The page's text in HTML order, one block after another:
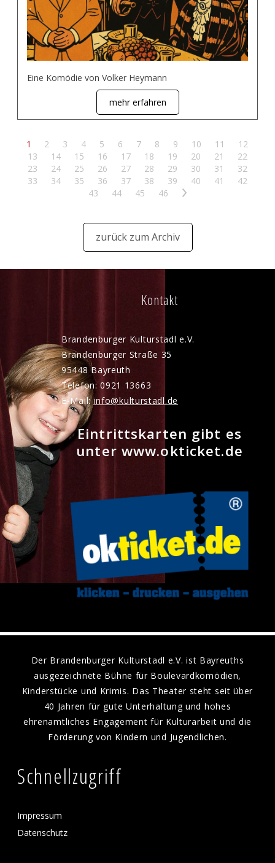
Eine Komödie von Volker Heymann
mehr erfahren
1 2 3 4 5 6 7 8 9 10 11
12
13
14 15 16 17 18 19 20 21
22
23
24 25 26 27 28 29 30 31
32
33
34 35 36 37 38 39 40 41
42
43
44 45 46 >
zurück zum Archiv
Kontakt
Brandenburger Kulturstadl e.V.
Brandenburger Straße 35
95448 Bayreuth
Telefon: 0921 13663
E-Mail:nf k lt rst dl d
Eintrittskarten gibt es
unter www.okticket.de
Der Brandenburger Kulturstadl e.V. ist Bayreuths
ausgezeichnete Bühne für Boulevardkomödien,
Kinderstücke und Krimis. Das Theater steht seit über
40 Jahren für gute Unterhaltung und hohes
ehrenamtliches Engagement für Kulturarbeit und die
Förderung von Kindern und Jugendlichen.
Schnellzugriff
Impressum
Datenschutz